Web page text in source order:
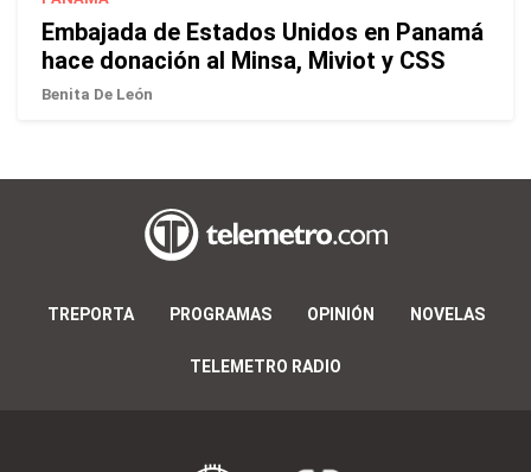
Embajada de Estados Unidos en Panamá
hace donación al Minsa, Miviot y CSS
Benita De León
TREPORTA PROGRAMAS OPINIÓN NOVELAS
TELEMETRO RADIO